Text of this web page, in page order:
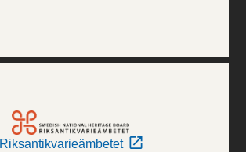
Riksantikvarieämbetet